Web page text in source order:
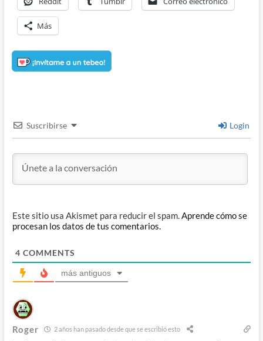
Más
Suscribirse Login
Este sitio usa Akismet para reducir el spam.Aprende cómo se
procesan los datos de tus comentarios.
4 COMMENTS
más antiguos
Roger 2 años han pasado desde que se escribió esto